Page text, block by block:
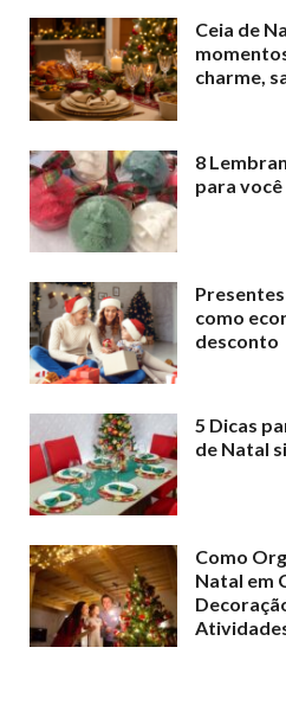
Ceia de
charme,
8
para
como
desconto
5 Dicas
de Natal
Como
Natal em